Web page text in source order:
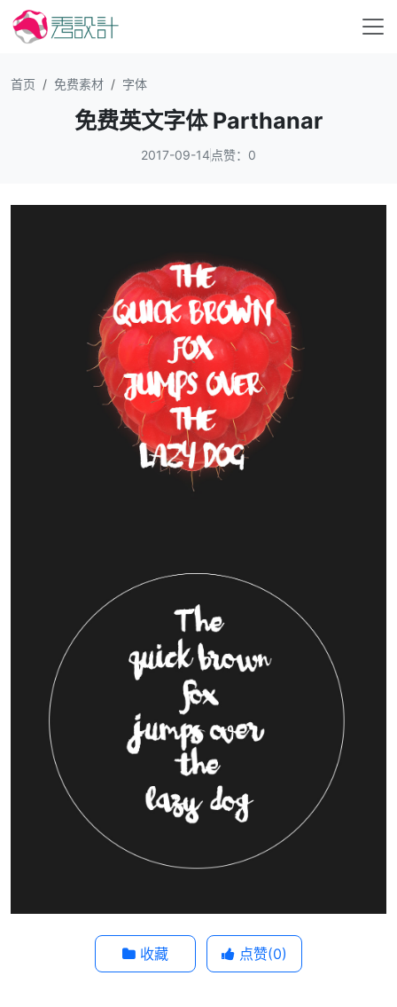
首页 免费素材 字体
免费英文字体 Parthanar
2017-09-14 点赞：0
收藏 点赞(0)